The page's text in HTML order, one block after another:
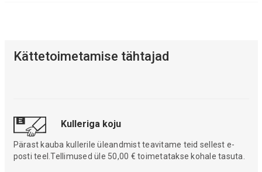
Kättetoimetamise tähtajad
Kulleriga koju
Pärast kauba kullerile üleandmist teavitame teid sellest e-
posti teel.Tellimused üle 50,00 € toimetatakse kohale tasuta.